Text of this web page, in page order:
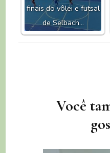
finais do vôlei e futsal
de Selbach…
Navegação
Você